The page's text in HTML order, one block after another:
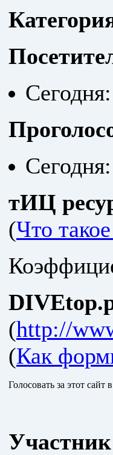
тИЦ
(Что
(http://
(Как
Голосовать за этот сайт